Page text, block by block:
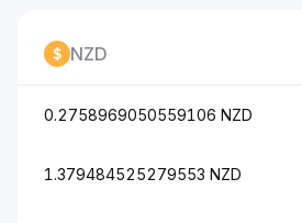
NZD
0.2758969050559106 NZD
1.379484525279553 NZD